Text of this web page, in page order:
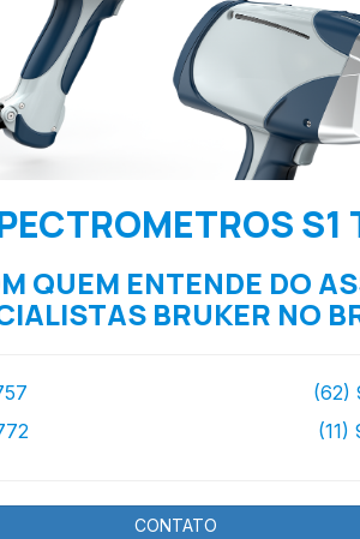
S1
QUEM ENTENDE DO
BRUKER NO
(62)
(11)
CONTATO